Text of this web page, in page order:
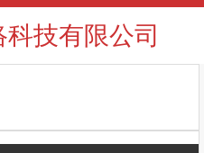
技有限公司